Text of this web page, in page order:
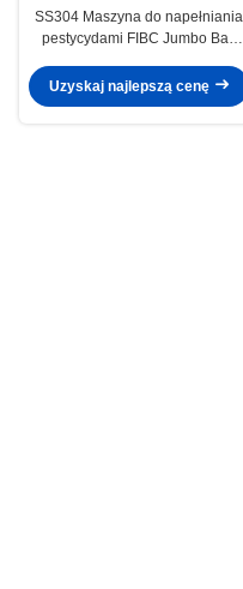
SS304 Maszyna do napełniania
pestycydami FIBC Jumbo Bag
Uzyskaj najlepszą cenę